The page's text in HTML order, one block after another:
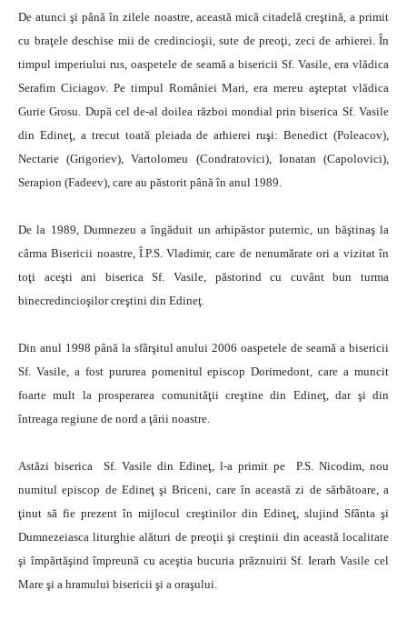
De atunci şi până în zilele noastre, această mică citadelă creştină, a primit
cu braţele deschise mii de credincioşii, sute de preoţi, zeci de arhierei. În
timpul imperiului rus, oaspetele de seamă a bisericii Sf. Vasile, era vlădica
Serafim Ciciagov. Pe timpul României Mari, era mereu aşteptat vlădica
Gurie Grosu. După cel de-al doilea război mondial prin biserica Sf. Vasile
din Edineţ, a trecut toată pleiada de arhierei ruşi: Benedict (Poleacov),
Nectarie (Grigoriev), Vartolomeu (Condratovici), Ionatan (Capolovici),
Serapion (Fadeev), care au păstorit până în anul 1989.
De la 1989, Dumnezeu a îngăduit un arhipăstor puternic, un băştinaş la
cârma Bisericii noastre, Î.P.S. Vladimir, care de nenumărate ori a vizitat în
toţi aceşti ani biserica Sf. Vasile, păstorind cu cuvânt bun turma
binecredincioşilor creştini din Edineţ.
Din anul 1998 până la sfârşitul anului 2006 oaspetele de seamă a bisericii
Sf. Vasile, a fost pururea pomenitul episcop Dorimedont, care a muncit
foarte mult la prosperarea comunităţii creştine din Edineţ, dar şi din
întreaga regiune de nord a ţării noastre.
Astăzi biserica Sf. Vasile din Edineţ, l-a primit pe P.S. Nicodim, nou
numitul episcop de Edineţ şi Briceni, care în această zi de sărbătoare, a
ţinut să fie prezent în mijlocul creştinilor din Edineţ, slujind Sfânta şi
Dumnezeiasca liturghie alături de preoţii şi creştinii din această localitate
şi împărtăşind împreună cu aceştia bucuria prăznuirii Sf. Ierarh Vasile cel
Mare şi a hramului bisericii şi a oraşului.